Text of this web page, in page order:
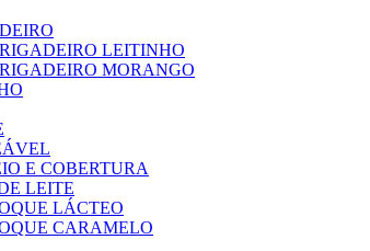
LEITINHO
MORANGO
E COBERTURA
LEITE
LÁCTEO
CARAMELO